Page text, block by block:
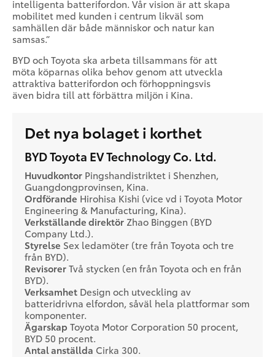
intelligenta batterifordon. Vår vision är att skapa
mobilitet med kunden i centrum likväl som
samhällen där både människor och natur kan
samsas.”
BYD och Toyota ska arbeta tillsammans för att
möta köparnas olika behov genom att utveckla
attraktiva batterifordon och förhoppningsvis
även bidra till att förbättra miljön i Kina.
Det nya bolaget i korthet
BYD Toyota EV Technology Co. Ltd.
Huvudkontor Pingshandistriktet i Shenzhen,
Guangdongprovinsen, Kina.
Ordförande Hirohisa Kishi (vice vd i Toyota Motor
Engineering & Manufacturing, Kina).
Verkställande direktör Zhao Binggen (BYD
Company Ltd.).
Styrelse Sex ledamöter (tre från Toyota och tre
från BYD).
RevisorerTvå stycken (en från Toyota och en från
BYD).
Verksamhet Design och utveckling av
batteridrivna elfordon, såväl hela plattformar som
komponenter.
Ägarskap Toyota Motor Corporation 50 procent,
BYD 50 procent.
Antal anställda Cirka 300.